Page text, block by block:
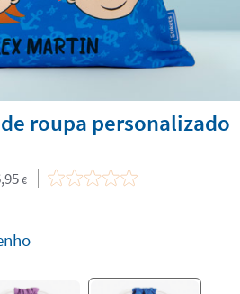
roupa personalizado
€